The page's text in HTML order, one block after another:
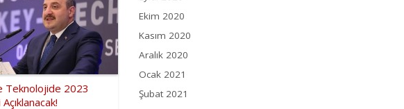
Teknolojide 2023
Ekim 2020
Kasım 2020
Aralık 2020
Ocak 2021
Şubat 2021